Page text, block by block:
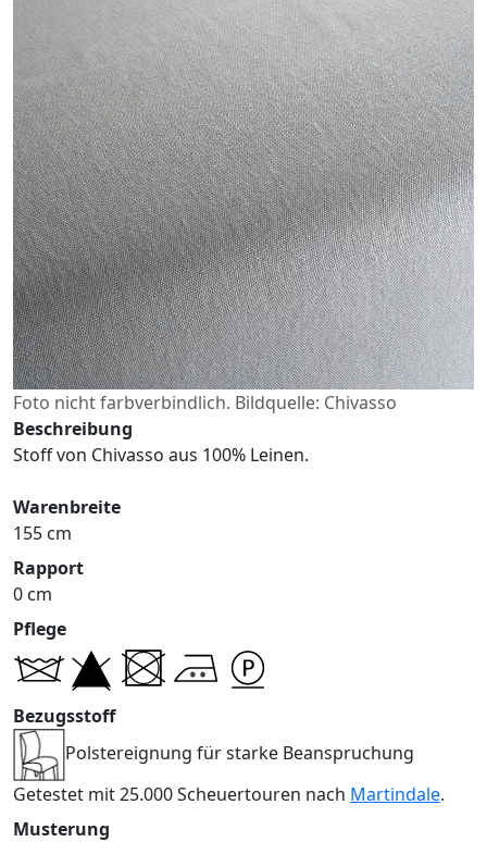
Foto nicht farbverbindlich. Bildquelle: Chivasso
Beschreibung
Stoff von Chivasso aus 100% Leinen.
Warenbreite
155 cm
Rapport
0 cm
Pflege
Bezugsstoff
Polstereignung für starke Beanspruchung
Getestet mit 25.000 Scheuertouren nach Martindale.
Musterung